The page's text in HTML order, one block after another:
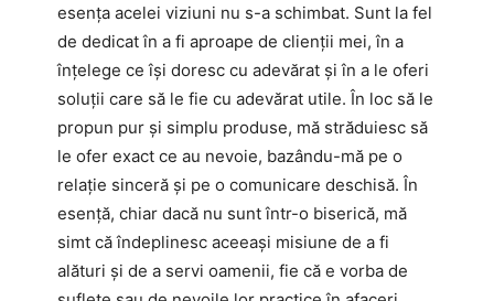
esența acelei viziuni nu s-a schimbat. Sunt la fel
de dedicat în a fi aproape de clienții mei, în a
înțelege ce își doresc cu adevărat și în a le oferi
soluții care să le fie cu adevărat utile. În loc să le
propun pur și simplu produse, mă străduiesc să
le ofer exact ce au nevoie, bazându-mă pe o
relație sinceră și pe o comunicare deschisă. În
esență, chiar dacă nu sunt într-o biserică, mă
simt că îndeplinesc aceeași misiune de a fi
alături și de a servi oamenii, fie că e vorba de